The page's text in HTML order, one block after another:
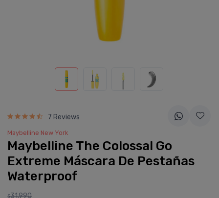
7 Reviews
Maybelline New York
Maybelline The Colossal Go
Extreme Máscara De Pestañas
Waterproof
$31.990